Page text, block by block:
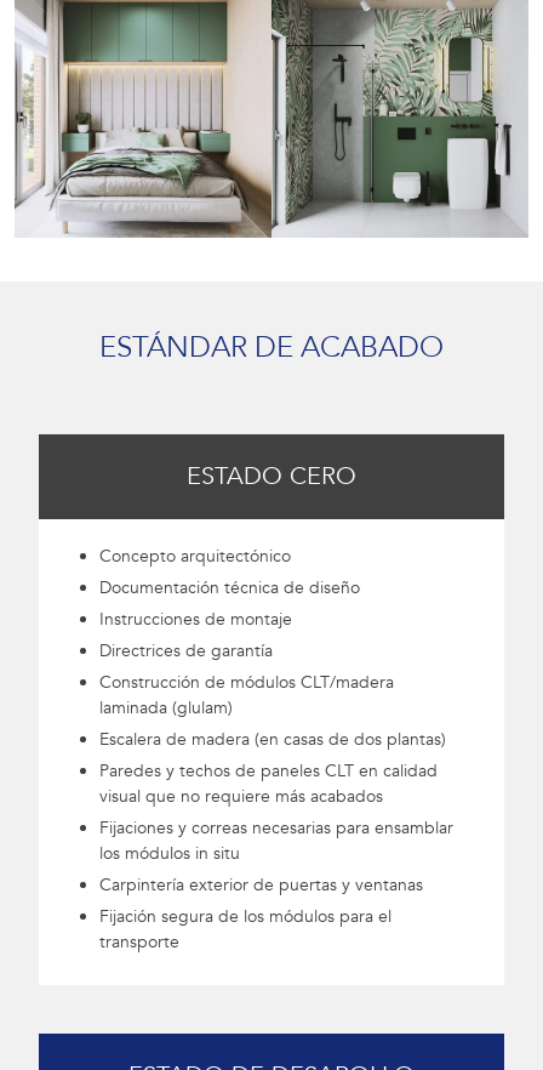
ESTÁNDAR DE ACABADO
ESTADO CERO
Concepto arquitectónico
Documentación técnica de diseño
Instrucciones de montaje
Directrices de garantía
Construcción de módulos CLT/madera
laminada (glulam)
Escalera de madera (en casas de dos plantas)
Paredes y techos de paneles CLT en calidad
visual que no requiere más acabados
Fijaciones y correas necesarias para ensamblar
los módulos in situ
Carpintería exterior de puertas y ventanas
Fijación segura de los módulos para el
transporte